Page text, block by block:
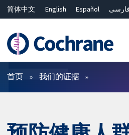
简体中文 English Español فارسی
ไทย
繁體中文
过滤
首页 我们的证据